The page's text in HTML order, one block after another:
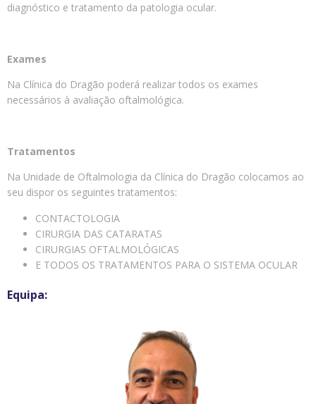
diagnóstico e tratamento da patologia ocular.
Exames
Na Clínica do Dragão poderá realizar todos os exames
necessários à avaliação oftalmológica.
Tratamentos
Na Unidade de Oftalmologia da Clínica do Dragão colocamos ao
seu dispor os seguintes tratamentos:
CONTACTOLOGIA
CIRURGIA DAS CATARATAS
CIRURGIAS OFTALMOLÓGICAS
E TODOS OS TRATAMENTOS PARA O SISTEMA OCULAR